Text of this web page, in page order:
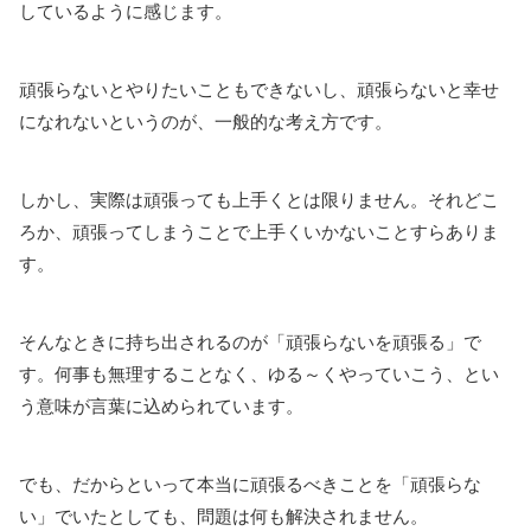
しているように感じます。
頑張らないとやりたいこともできないし、頑張らないと幸せ
になれないというのが、一般的な考え方です。
しかし、実際は頑張っても上手くとは限りません。それどこ
ろか、頑張ってしまうことで上手くいかないことすらありま
す。
そんなときに持ち出されるのが「頑張らないを頑張る」で
す。何事も無理することなく、ゆる～くやっていこう、とい
う意味が言葉に込められています。
でも、だからといって本当に頑張るべきことを「頑張らな
い」でいたとしても、問題は何も解決されません。